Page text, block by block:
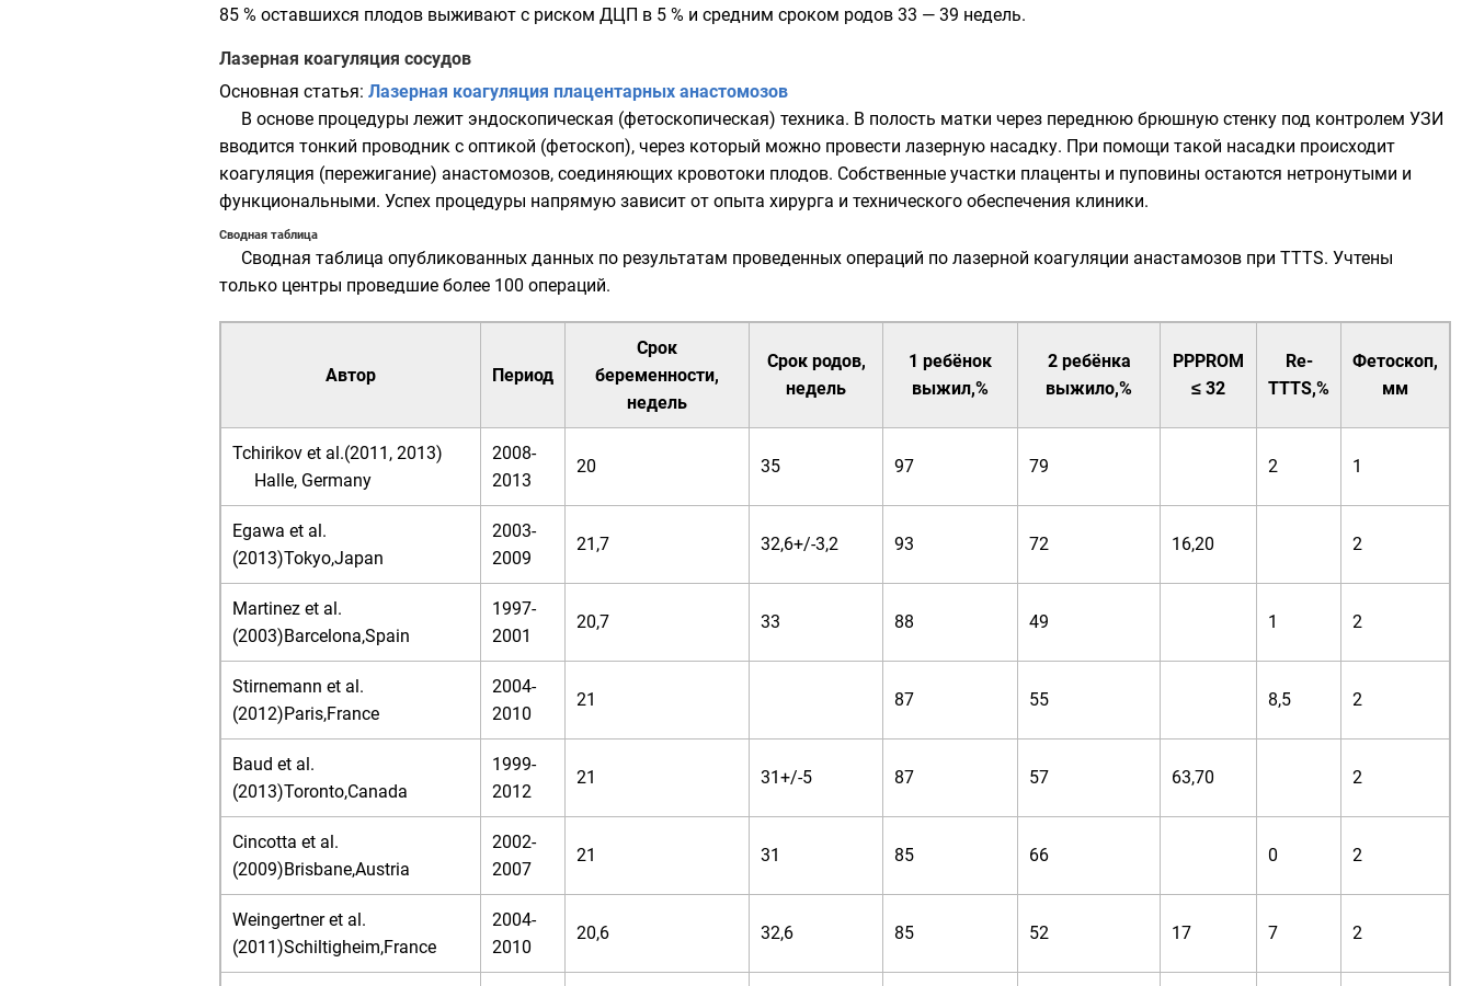
85 % оставшихся плодов выживают с риском ДЦП в 5 % и средним сроком родов 33 — 39 недель.
Лазерная коагуляция сосудов
Основная статья: Лазерная коагуляция плацентарных анастомозов
В основе процедуры лежит эндоскопическая (фетоскопическая) техника. В полость матки через переднюю брюшную стенку под контролем УЗИ
вводится тонкий проводник с оптикой (фетоскоп), через который можно провести лазерную насадку. При помощи такой насадки происходит
коагуляция (пережигание) анастомозов, соединяющих кровотоки плодов. Собственные участки плаценты и пуповины остаются нетронутыми и
функциональными. Успех процедуры напрямую зависит от опыта хирурга и технического обеспечения клиники.
Сводная таблица
Сводная таблица опубликованных данных по результатам проведенных операций по лазерной коагуляции анастамозов при TTTS. Учтены
только центры проведшие более 100 операций.
Автор Период
Срок
беременности,
недель
Срок родов,
недель
1 ребёнок
выжил,%
2 ребёнка
выжило,%
PPPROM
≤ 32
Re-
TTTS,%
Фетоскоп,
мм
Tchirikov et al.(2011, 2013)
Halle, Germany
2008-
2013
20 35 97 79 2 1
Egawa et al.
(2013)Tokyo,Japan
2003-
2009
21,7 32,6+/-3,2 93 72 16,20 2
Martinez et al.
(2003)Barcelona,Spain
1997-
2001
20,7 33 88 49 1 2
Stirnemann et al.
(2012)Paris,France
2004-
2010
21 87 55 8,5 2
Baud et al.
(2013)Toronto,Canada
1999-
2012
21 31+/-5 87 57 63,70 2
Cincotta et al.
(2009)Brisbane,Austria
2002-
2007
21 31 85 66 0 2
Weingertner et al.
(2011)Schiltigheim,France
2004-
2010
20,6 32,6 85 52 17 7 2